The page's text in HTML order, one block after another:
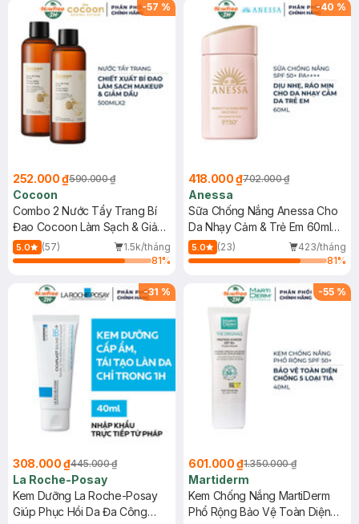
-57 %
252.000 ₫590.000 ₫
Cocoon
Combo 2 Nước Tẩy Trang Bí
Đao Cocoon Làm Sạch & Giảm
Dầu 500ml
5.0 (57)
1.5k/tháng
81%
-40 %
418.000 ₫702.000 ₫
Anessa
Sữa Chống Nắng Anessa Cho
Da Nhạy Cảm & Trẻ Em 60ml
(Mới)
5.0 (23)
423/tháng
81%
-31 %
308.000 ₫445.000 ₫
La Roche-Posay
Kem Dưỡng La Roche-Posay
Giúp Phục Hồi Da Đa Công
-55 %
601.000 ₫1.350.000 ₫
Martiderm
Kem Chống Nắng MartiDerm
Phổ Rộng Bảo Vệ Toàn Diện